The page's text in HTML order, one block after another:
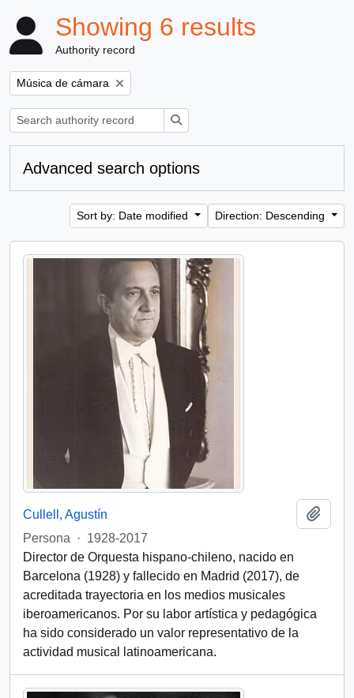
Showing 6 results
Authority record
Remove filter:
Música de cámara
Advanced search options
Sort by: Date modified Direction: Descending
Cullell, Agustín
Persona
· 1928-2017
Director de Orquesta hispano-chileno, nacido en
Barcelona (1928) y fallecido en Madrid (2017), de
acreditada trayectoria en los medios musicales
iberoamericanos. Por su labor artística y pedagógica
ha sido considerado un valor representativo de la
actividad musical latinoamericana.